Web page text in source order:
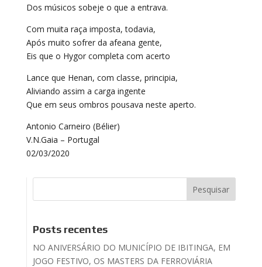
Dos músicos sobeje o que a entrava.
Com muita raça imposta, todavia,
Após muito sofrer da afeana gente,
Eis que o Hygor completa com acerto
Lance que Henan, com classe, principia,
Aliviando assim a carga ingente
Que em seus ombros pousava neste aperto.
Antonio Carneiro (Bélier)
V.N.Gaia – Portugal
02/03/2020
Posts recentes
NO ANIVERSÁRIO DO MUNICÍPIO DE IBITINGA, EM
JOGO FESTIVO, OS MASTERS DA FERROVIÁRIA